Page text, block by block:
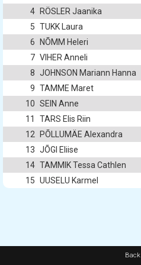
4
RÖSLER Jaanika
5 TUKK Laura
6
NÕMM Heleri
7 VIHER Anneli
8 JOHNSON Mariann Hanna
9 TAMME Maret
10 SEIN Anne
11
TARS Elis Riin
12
PÕLLUMÄE Alexandra
13 JÕGI Eliise
14 TAMMIK Tessa Cathlen
15 UUSELU Karmel
Back